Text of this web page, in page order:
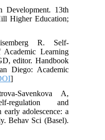
Development. 13th
Higher Education;
R. Self-
Academic Learning
editor. Handbook
Diego: Academic
DOI
Savenkova A,
regulation and
early adolescence: a
Behav Sci (Basel).